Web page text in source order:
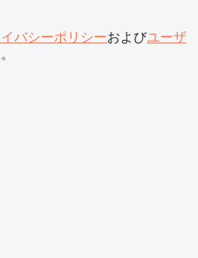
バシーポリシーおよびユーザ